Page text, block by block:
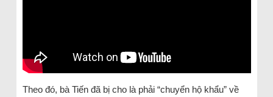
Theo đó, bà Tiến đã bị cho là phải “chuyển hộ khẩu” về